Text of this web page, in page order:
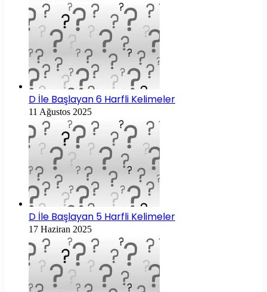
D İle Başlayan 6 Harfli Kelimeler
11 Ağustos 2025
D İle Başlayan 5 Harfli Kelimeler
17 Haziran 2025